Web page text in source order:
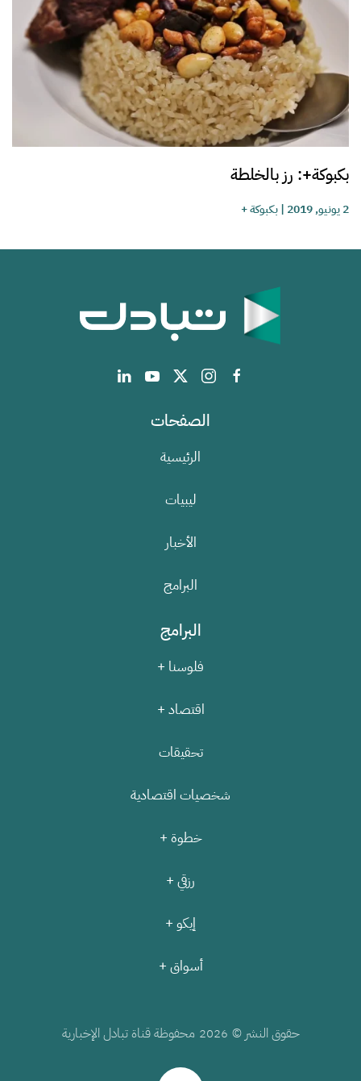
بكبوكة+: رز بالخلطة
2 يونيو, 2019 |بكبوكة +
الصفحات
الرئيسية
ليبيات
الأخبار
البرامج
البرامج
فلوسنا +
اقتصاد +
تحقيقات
شخصيات اقتصادية
خطوة +
رزقي +
إيكو +
أسواق +
حقوق النشر © 2026 محفوظة قناة تبادل الإخبارية